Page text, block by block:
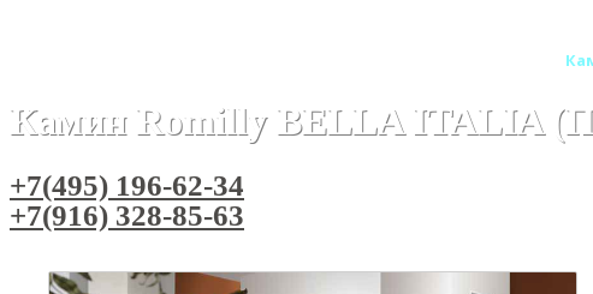
Камин Romilly BELLA ITALIA
+7(495) 196-62-34
+7(916) 328-85-63